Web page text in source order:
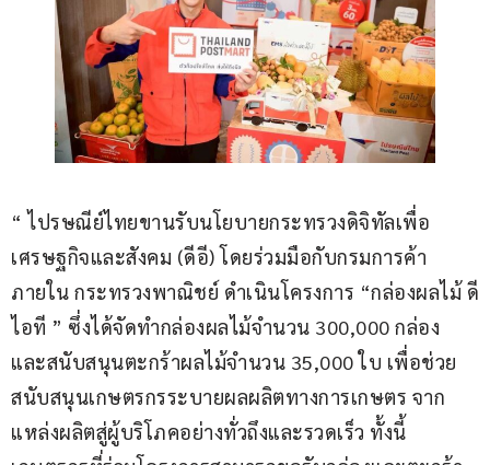
“ ไปรษณีย์ไทยขานรับนโยบายกระทรวงดิจิทัลเพื่อ
เศรษฐกิจและสังคม (ดีอี) โดยร่วมมือกับกรมการค้า
ภายใน กระทรวงพาณิชย์ ดำเนินโครงการ “กล่องผลไม้ ดี
ไอที ” ซึ่งได้จัดทำกล่องผลไม้จำนวน 300,000 กล่อง
และสนับสนุนตะกร้าผลไม้จำนวน 35,000 ใบ เพื่อช่วย
สนับสนุนเกษตรกรระบายผลผลิตทางการเกษตร จาก
แหล่งผลิตสู่ผู้บริโภคอย่างทั่วถึงและรวดเร็ว ทั้งนี้